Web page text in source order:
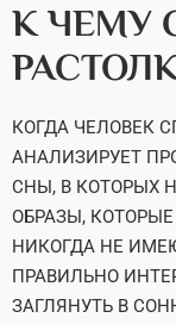
К ЧЕМУ
КОГДА ЧЕЛОВЕК
АНАЛИЗИРУЕТ
СНЫ, В КОТОРЫХ
ОБРАЗЫ,
НИКОГДА НЕ
ПРАВИЛЬНО
ЗАГЛЯНУТЬ В